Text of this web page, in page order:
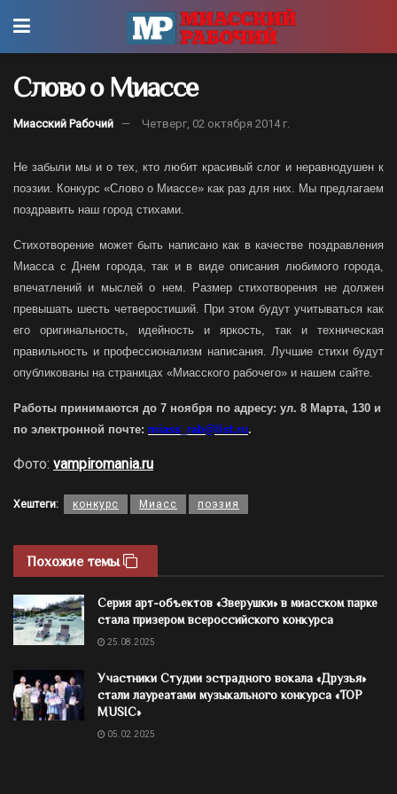
Слово о Миассе
Миасский Рабочий Четверг, 02 октября 2014 г.
Не забыли мы и о тех, кто любит красивый слог и неравнодушен к
поэзии. Конкурс «Слово о Миассе» как раз для них. Мы предлагаем
поздравить наш город стихами.
Стихотворение может быть написано как в качестве поздравления
Миасса с Днем города, так и в виде описания любимого города,
впечатлений и мыслей о нем. Размер стихотворения не должен
превышать шесть четверостиший. При этом будут учитываться как
его оригинальность, идейность и яркость, так и техническая
правильность и профессионализм написания. Лучшие стихи будут
опубликованы на страницах «Миасского рабочего» и нашем сайте.
Работы принимаются до 7 ноября по адресу: ул. 8 Марта, 130 и
по электронной почте: miass_rab@list.ru.
Фото: vampiromania.ru
Хештеги: конкурс Миасс поэзия
Похожие темы
Серия арт-объектов «Зверушки» в миасском парке
стала призером всероссийского конкурса
25.08.2025
Участники Студии эстрадного вокала «Друзья»
стали лауреатами музыкального конкурса «TOP
MUSIC»
05.02.2025